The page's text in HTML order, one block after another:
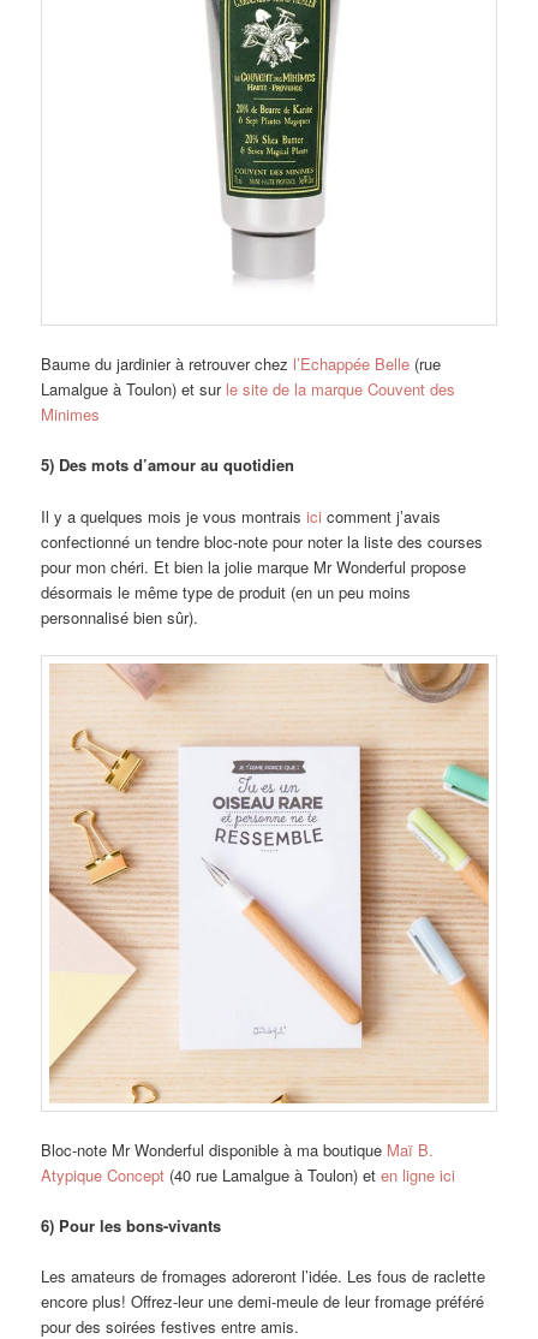
Baume du jardinier à retrouver chez l’Echappée Belle (rue
Lamalgue à Toulon) et sur le site de la marque Couvent des
Minimes
5) Des mots d’amour au quotidien
Il y a quelques mois je vous montraisici comment j’avais
confectionné un tendre bloc-note pour noter la liste des courses
pour mon chéri. Et bien la jolie marque Mr Wonderful propose
désormais le même type de produit (en un peu moins
personnalisé bien sûr).
Bloc-note Mr Wonderful disponible à ma boutique Maï B.
Atypique Concept (40 rue Lamalgue à Toulon) eten ligne ici
6) Pour les bons-vivants
Les amateurs de fromages adoreront l’idée. Les fous de raclette
encore plus! Offrez-leur une demi-meule de leur fromage préféré
pour des soirées festives entre amis.